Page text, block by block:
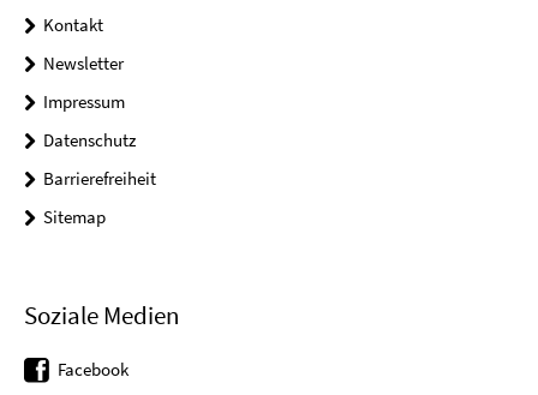
Kontakt
Newsletter
Impressum
Datenschutz
Barrierefreiheit
Sitemap
Soziale Medien
Facebook